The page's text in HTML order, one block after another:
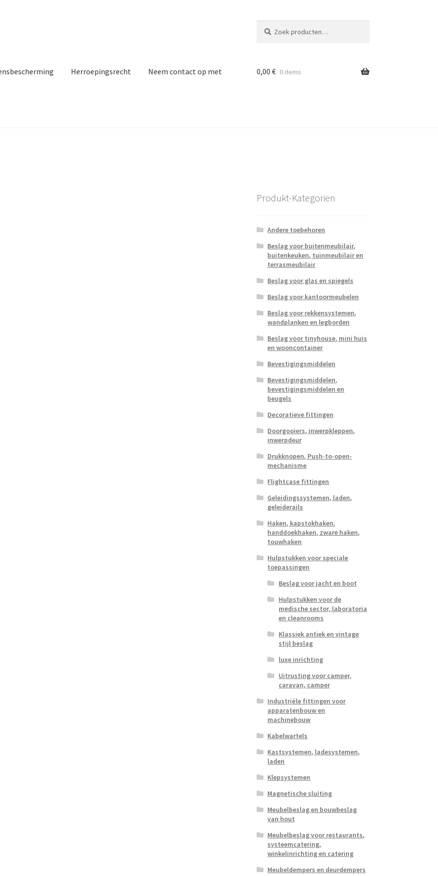
naar:
Herroepingsrecht Neem contact op met 0,00 € 0 items
Produkt-Kategorien
Andere toebehoren
Beslag voor buitenmeubilair,
buitenkeuken, tuinmeubilair en
terrasmeubilair
Beslag voor glas en spiegels
Beslag voor kantoormeubelen
Beslag voor rekkensystemen,
wandplanken en legborden
Beslag voor tinyhouse, mini huis
en wooncontainer
Bevestigingsmiddelen
Bevestigingsmiddelen,
bevestigingsmiddelen en
beugels
Decoratieve fittingen
Doorgooiers, inwerpkleppen,
inwerpdeur
Drukknopen, Push-to-open-
mechanisme
Flightcase fittingen
Geleidingssystemen, laden,
geleiderails
Haken, kapstokhaken,
handdoekhaken, zware haken,
touwhaken
Hulpstukken voor speciale
toepassingen
Beslag voor jacht en boot
Hulpstukken voor de
medische sector, laboratoria
en cleanrooms
Klassiek antiek en vintage
stijl beslag
luxe inrichting
Uitrusting voor camper,
caravan, camper
Industriële fittingen voor
apparatenbouw en
machinebouw
Kabelwartels
Kastsystemen, ladesystemen,
laden
Klepsystemen
Magnetische sluiting
Meubelbeslag en bouwbeslag
van hout
Meubelbeslag voor restaurants,
systeemcatering,
winkelinrichting en catering
Meubeldempers en deurdempers